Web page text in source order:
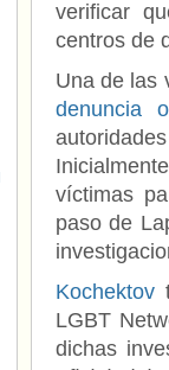
verificar
centros de
Una de las
denuncia
víctimas
paso de
Kochektov
LGBT
dichas